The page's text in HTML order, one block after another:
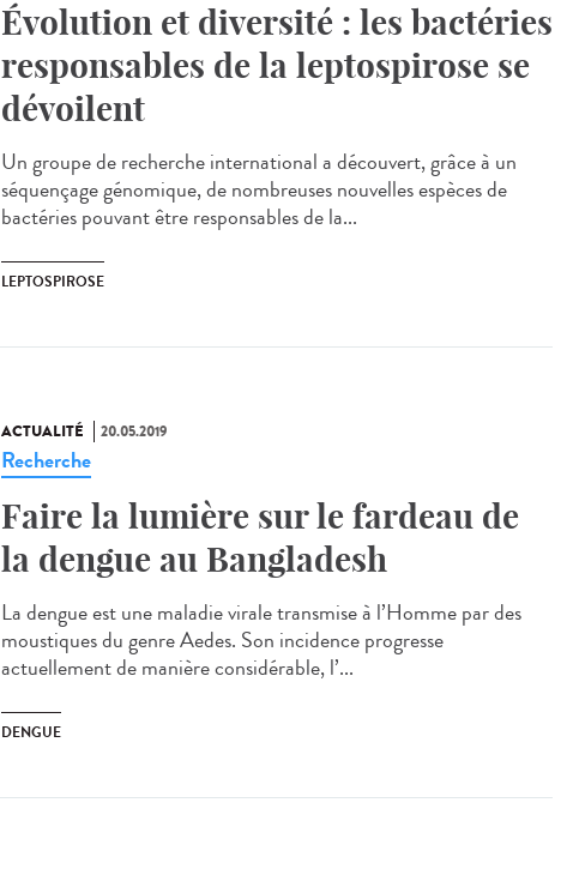
Évolution et diversité : les bactéries
responsables de la leptospirose se
dévoilent
Un groupe de recherche international a découvert, grâce à un
séquençage génomique, de nombreuses nouvelles espèces de
bactéries pouvant être responsables de la...
LEPTOSPIROSE
ACTUALITÉ 20.05.2019
Recherche
Faire la lumière sur le fardeau de
la dengue au Bangladesh
La dengue est une maladie virale transmise à l’Homme par des
moustiques du genre Aedes. Son incidence progresse
actuellement de manière considérable, l’...
DENGUE